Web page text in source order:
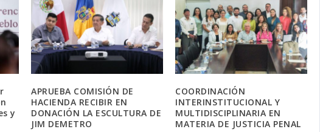
y
APRUEBA COMISIÓN DE
HACIENDA RECIBIR EN
DONACIÓN LA ESCULTURA DE
JIM DEMETRO
COORDINACIÓN
INTERINSTITUCIONAL Y
MULTIDISCIPLINARIA EN
MATERIA DE JUSTICIA PENAL